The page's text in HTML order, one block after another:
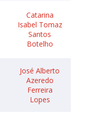
Catarina
Isabel Tomaz
Santos
Botelho
José Alberto
Azeredo
Ferreira
Lopes